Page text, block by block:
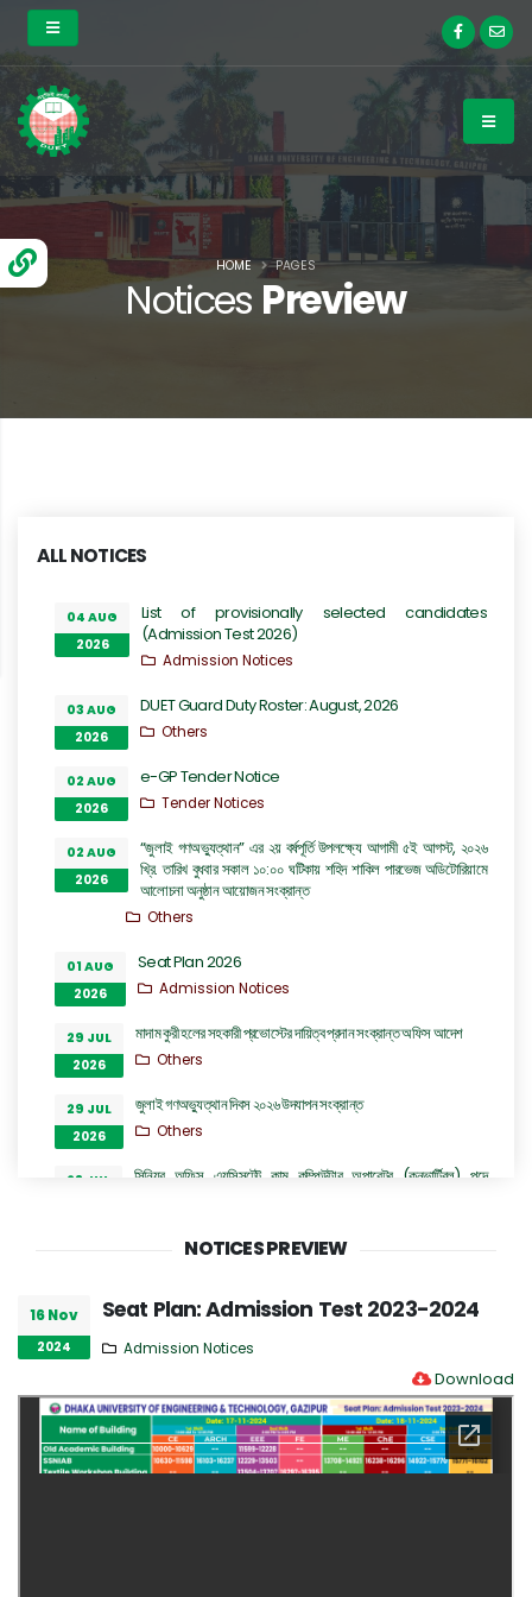
Notices Preview
HOME PAGES
ALL NOTICES
04 AUG
2026
List of provisionally selected candidates
(Admission Test 2026)
Admission Notices
03 AUG
2026
DUET Guard Duty Roster: August, 2026
Others
02 AUG
2026
e-GP Tender Notice
Tender Notices
02 AUG
2026
“জুলাই গণঅভ্যুত্থান” এর ২য় বর্ষপূর্তি উপলক্ষ্যে আগামী ৫ই আগস্ট, ২০২৬
খ্রি. তারিখ বুধবার সকাল ১০:০০ ঘটিকায় শহিদ শাকিল পারভেজ অডিটোরিয়ামে
আলোচনা অনুষ্ঠান আয়োজন সংক্রান্ত
Others
01 AUG
2026
Seat Plan 2026
Admission Notices
29 JUL
2026
মাদাম কুরী হলের সহকারী প্রভোস্টের দায়িত্ব প্রদান সংক্রান্ত অফিস আদেশ
Others
29 JUL
2026
জুলাই গণঅভ্যুত্থান দিবস ২০২৬ উদযাপন সংক্রান্ত
Others
28 JUL
সিনিয়র অফিস এ্যসিসটেন্ট কাম কম্পিউটার অপারেটর (কনভার্টিবল) পদে
2026
বিশ্ববিদ্যালয়ের প্রো-ভাইস চ্যান্সেলর পদে যোগদান সংক্রান্ত বিজ্ঞপ্তি
2026
Others
26 JUL
“জুলাই গণঅভ্যুত্থান দিবস ২০২৬” পালন উপলক্ষ্যে গঠিত কমিটির অফিস আদেশ
NOTICES PREVIEW
16 Nov
2024
Seat Plan: Admission Test 2023-2024
Admission Notices
Download